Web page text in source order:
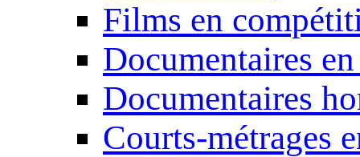
Films en
Documentaires
Documentaires
Courts-métrages